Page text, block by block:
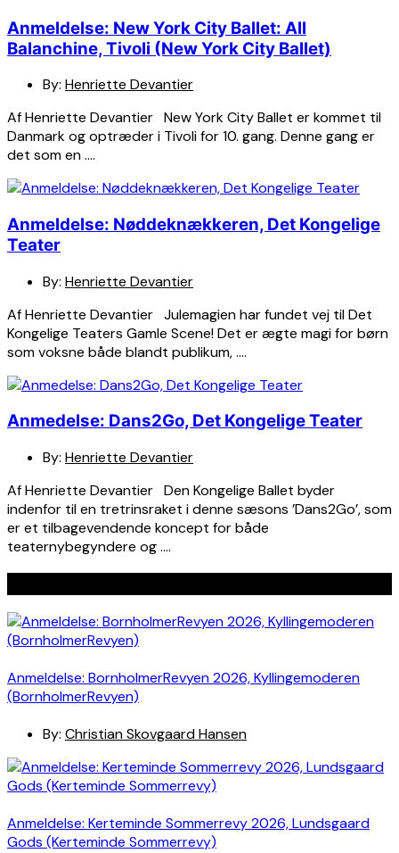
Anmeldelse: New York City Ballet: All
Balanchine, Tivoli (New York City Ballet)
By: Henriette Devantier
Af Henriette Devantier New York City Ballet er kommet til
Danmark og optræder i Tivoli for 10. gang. Denne gang er
det som en ….
Anmeldelse: Nøddeknækkeren, Det Kongelige
Teater
By: Henriette Devantier
Af Henriette Devantier Julemagien har fundet vej til Det
Kongelige Teaters Gamle Scene! Det er ægte magi for børn
som voksne både blandt publikum, ….
Anmedelse: Dans2Go, Det Kongelige Teater
By: Henriette Devantier
Af Henriette Devantier Den Kongelige Ballet byder
indenfor til en tretrinsraket i denne sæsons ’Dans2Go’, som
er et tilbagevendende koncept for både
teaternybegyndere og ….
Anmeldelse: BornholmerRevyen 2026, Kyllingemoderen
(BornholmerRevyen)
By: Christian Skovgaard Hansen
Anmeldelse: Kerteminde Sommerrevy 2026, Lundsgaard
Gods (Kerteminde Sommerrevy)